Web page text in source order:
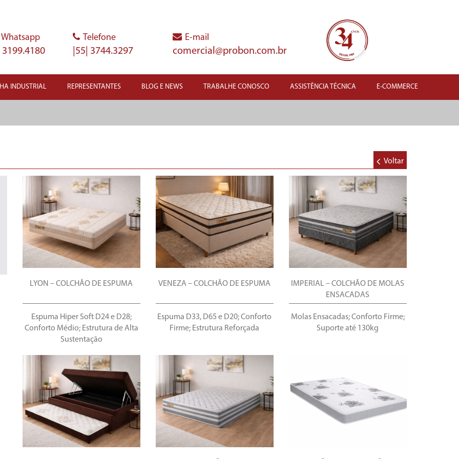
Whatsapp
3199.4180
Telefone
|55| 3744.3297
E-mail
comercial@probon.com.br
INDUSTRIAL REPRESENTANTES BLOG E NEWS TRABALHE CONOSCO ASSISTÊNCIA TÉCNICA E-COMMERCE
Voltar
LYON – COLCHÃO DE ESPUMA
Espuma Hiper Soft D24 e D28;
Conforto Médio; Estrutura de Alta
Sustentação
VENEZA – COLCHÃO DE ESPUMA
Espuma D33, D65 e D20; Conforto
Firme; Estrutura Reforçada
IMPERIAL – COLCHÃO DE MOLAS
ENSACADAS
Molas Ensacadas; Conforto Firme;
Suporte até 130kg